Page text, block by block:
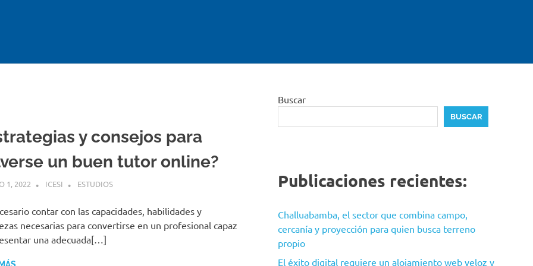
y consejos para
un buen tutor online?
1, 2022 ICESI ESTUDIOS
contar con las capacidades, habilidades y
necesarias para convertirse en un profesional capaz
una adecuada[…]
Buscar
BUSCAR
Publicaciones recientes:
Challuabamba, el sector que combina campo,
cercanía y proyección para quien busca terreno
propio
El éxito digital requiere un alojamiento web veloz y